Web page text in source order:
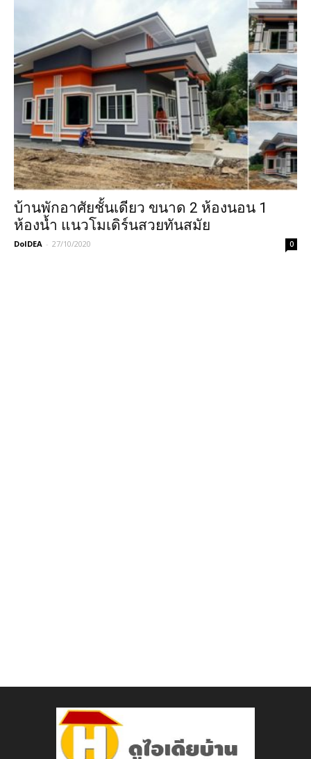
บ้านพักอาศัยชั้นเดียว ขนาด 2 ห้องนอน 1
ห้องน้ำ แนวโมเดิร์นสวยทันสมัย
DoIDEA - 27/10/2020 0